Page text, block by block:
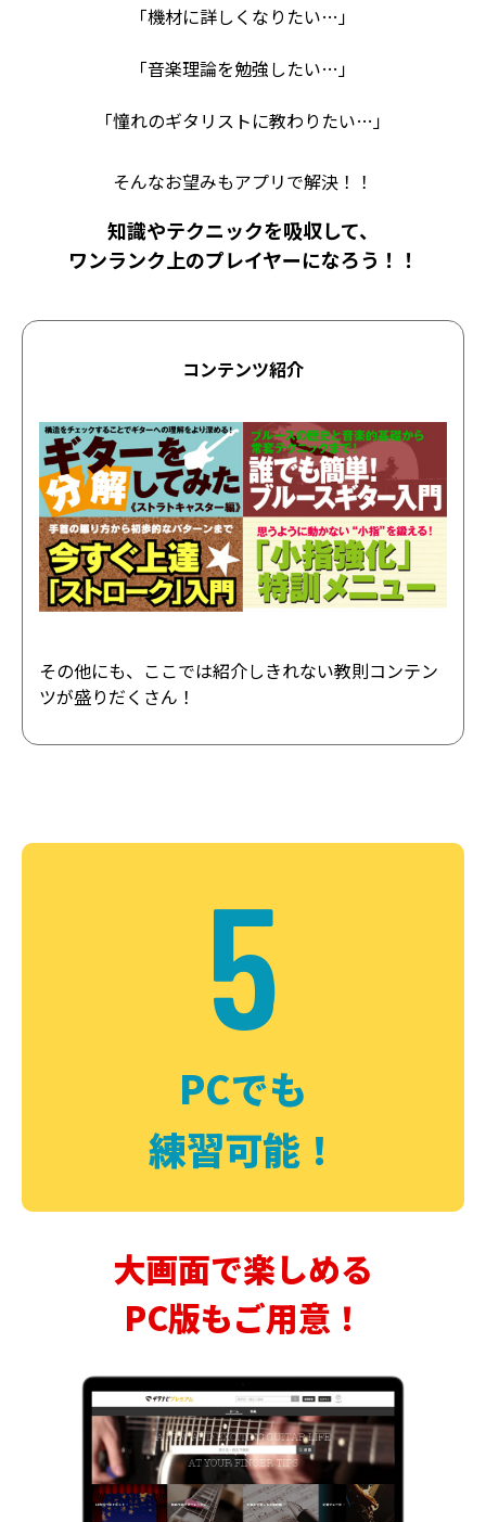
「機材に詳しくなりたい…」
「音楽理論を勉強したい…」
「憧れのギタリストに教わりたい…」
そんなお望みもアプリで解決！！
知識やテクニックを吸収して、
ワンランク上のプレイヤーになろう！！
コンテンツ紹介
その他にも、ここでは紹介しきれない教則コンテン
ツが盛りだくさん！
5
PCでも
練習可能！
大画面で楽しめる
PC版もご用意！